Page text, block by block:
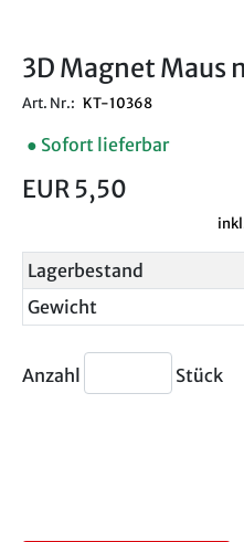
3D Magnet Maus
Art. Nr.: KT-10368
● Sofort lieferbar
EUR 5,50
Lagerbestand
Gewicht
Anzahl Stück